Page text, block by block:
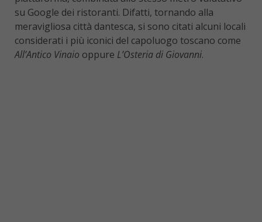
su Google dei ristoranti. Difatti, tornando alla
meravigliosa città dantesca, si sono citati alcuni locali
considerati i più iconici del capoluogo toscano come
All’Antico Vinaio oppure L’Osteria di Giovanni.